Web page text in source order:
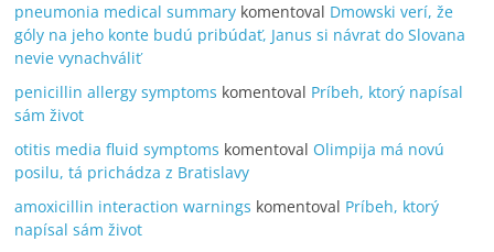
pneumonia medical summary komentoval Dmowski verí, že
góly na jeho konte budú pribúdať, Janus si návrat do Slovana
nevie vynachváliť
penicillin allergy symptoms komentoval Príbeh, ktorý napísal
sám život
otitis media fluid symptoms komentoval Olimpija má novú
posilu, tá prichádza z Bratislavy
amoxicillin interaction warnings komentoval Príbeh, ktorý
napísal sám život